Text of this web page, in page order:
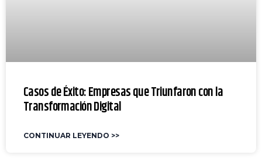
Casos de Éxito: Empresas que Triunfaron con la
Transformación Digital
CONTINUAR LEYENDO >>